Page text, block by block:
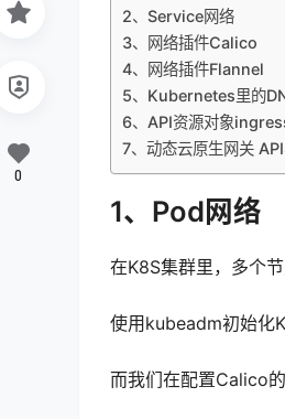
2、Service网络
3、网络插件Calico
4、网络插件Flannel
5、Kubernetes里的
6、API资源对象
7、动态云原生网关
1、Pod网络
在K8S集群里，多个
使用kubeadm初始化
而我们在配置Calico
0